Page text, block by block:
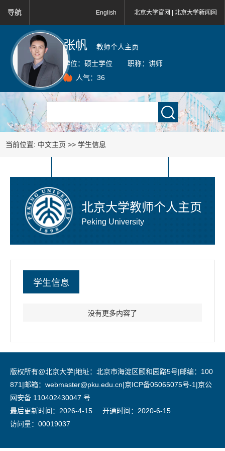
English 北京大学官网 | 北京大学新闻网
导航
张帆 教师个人主页
学位：硕士学位 职称：讲师
人气：36
当前位置: 中文主页 >>学生信息
北京大学教师个人主页
Peking University
学生信息
没有更多内容了
版权所有@北京大学|地址：北京市海淀区颐和园路5号|邮编：100
871|邮箱：webmaster@pku.edu.cn|京ICP备05065075号-1|京公
网安备 110402430047 号
最后更新时间： 2026-4-15 开通时间： 2020-6-15
访问量： 00019037